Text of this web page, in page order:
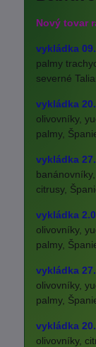
Nový tovar
vykládka
palmy
severné
vykládka
olivovníky,
palmy,
vykládka
citrusy,
vykládka
olivovníky,
palmy,
vykládka
olivovníky,
palmy,
vykládka
olivovníky,